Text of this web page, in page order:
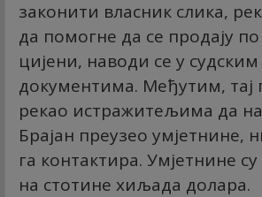
законити власник слика,
да помогне да се продају
цијени, наводи се у судским
документима. Међутим, тај
рекао истражитељима да
Брајан преузео умјетнине,
га контактира. Умјетнине
на стотине хиљада долара.